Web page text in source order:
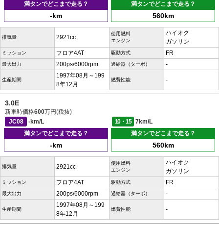
満タンでどこまで走る？
-km
満タンでどこまで走る？
560km
排気量 2921cc
使用燃料
エンジン
ハイオク
ガソリン
ミッション フロア4AT 駆動方式 FR
最大出力 200ps/6000rpm 過給器（ターボ） -
生産期間
1997年08月～199
8年12月
燃費性能 -
3.0E
新車時価格600万円(税抜)
JC08
-km/L 10・15
7km/L
満タンでどこまで走る？
-km
満タンでどこまで走る？
560km
排気量 2921cc
使用燃料
エンジン
ハイオク
ガソリン
ミッション フロア4AT 駆動方式 FR
最大出力 200ps/6000rpm 過給器（ターボ） -
生産期間
1997年08月～199
8年12月
燃費性能 -